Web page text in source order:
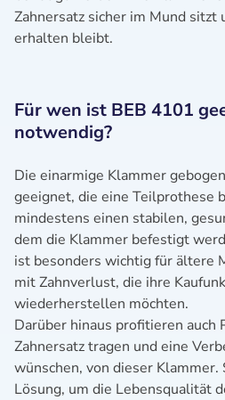
Zahnersatz sicher im Mund sitzt
erhalten bleibt.
Für wen ist BEB 4101
notwendig?
Die einarmige Klammer
geeignet, die eine Teilprothese
mindestens einen stabilen,
dem die Klammer befestigt
ist besonders wichtig für ältere
mit Zahnverlust, die ihre
wiederherstellen möchten.
Darüber hinaus profitieren auch
Zahnersatz tragen und eine
wünschen, von dieser
Lösung, um die Lebensqualität